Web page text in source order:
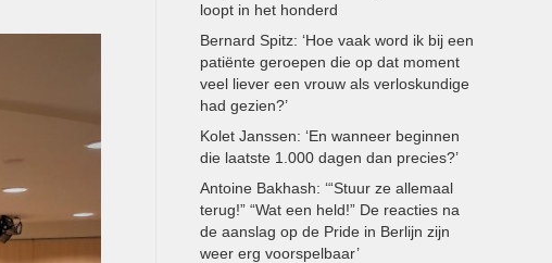
loopt in het honderd
Bernard Spitz: ‘Hoe vaak word ik bij een
patiënte geroepen die op dat moment
veel liever een vrouw als verloskundige
had gezien?’
Kolet Janssen: ‘En wanneer beginnen
die laatste 1.000 dagen dan precies?’
Antoine Bakhash: ‘“Stuur ze allemaal
terug!” “Wat een held!” De reacties na
de aanslag op de Pride in Berlijn zijn
weer erg voorspelbaar’